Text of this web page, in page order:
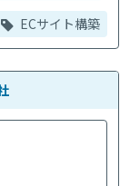
ECサイト構築